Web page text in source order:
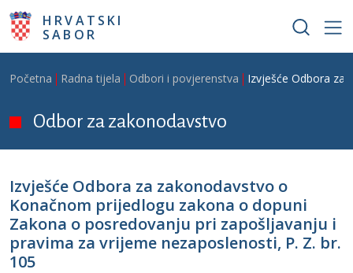
Skoči na glavni sadržaj
HRVATSKI
SABOR
Breadcrumb
Početna Radna tijela Odbori i povjerenstva Izvješće Odbora za
Odbor za zakonodavstvo
Izvješće Odbora za zakonodavstvo o
Konačnom prijedlogu zakona o dopuni
Zakona o posredovanju pri zapošljavanju i
pravima za vrijeme nezaposlenosti, P. Z. br.
105